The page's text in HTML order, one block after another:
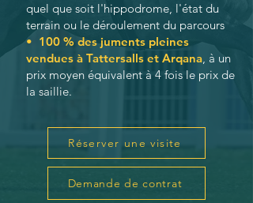
quel que soit l'hippodrome, l'état du
terrain ou le déroulement du parcours
• 100 % des juments pleines
vendues à Tattersalls et Arqana, à un
prix moyen équivalent à 4 fois le prix de
la saillie.
Réserver une visite
Demande de contrat